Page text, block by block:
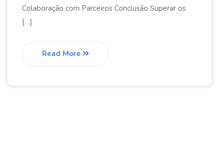
Colaboração com Parceiros Conclusão Superar os
[…]
Read More